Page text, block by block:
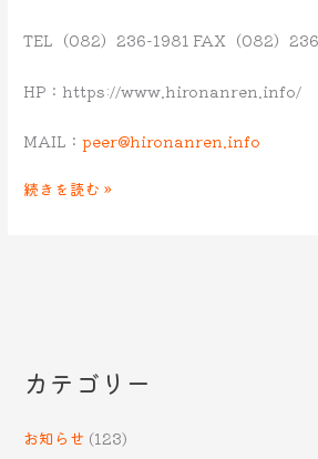
TEL（082）236-1981 FAX（082）
HP：https://www.hironanren.info/
MAIL：peer@hironanren.info
続きを読む »
カテゴリー
お知らせ (123)